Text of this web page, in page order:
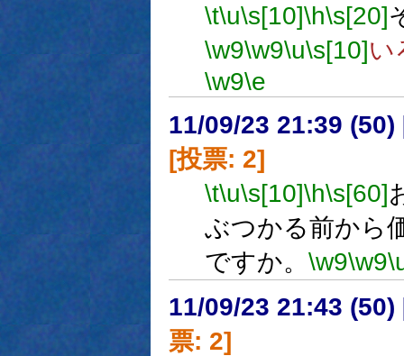
\t\u\s[10]\h\s[20]
\w9\w9\u\s[10]い
\w9\e
11/09/23 21:39 (50)
[投票: 2]
\t\u\s[10]\h\s[60]
ぶつかる前から
ですか。 \w9\w9
11/09/23 21:43 (50)
票: 2]